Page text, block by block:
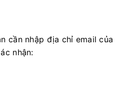
cần nhập địa chỉ email của
nhận: